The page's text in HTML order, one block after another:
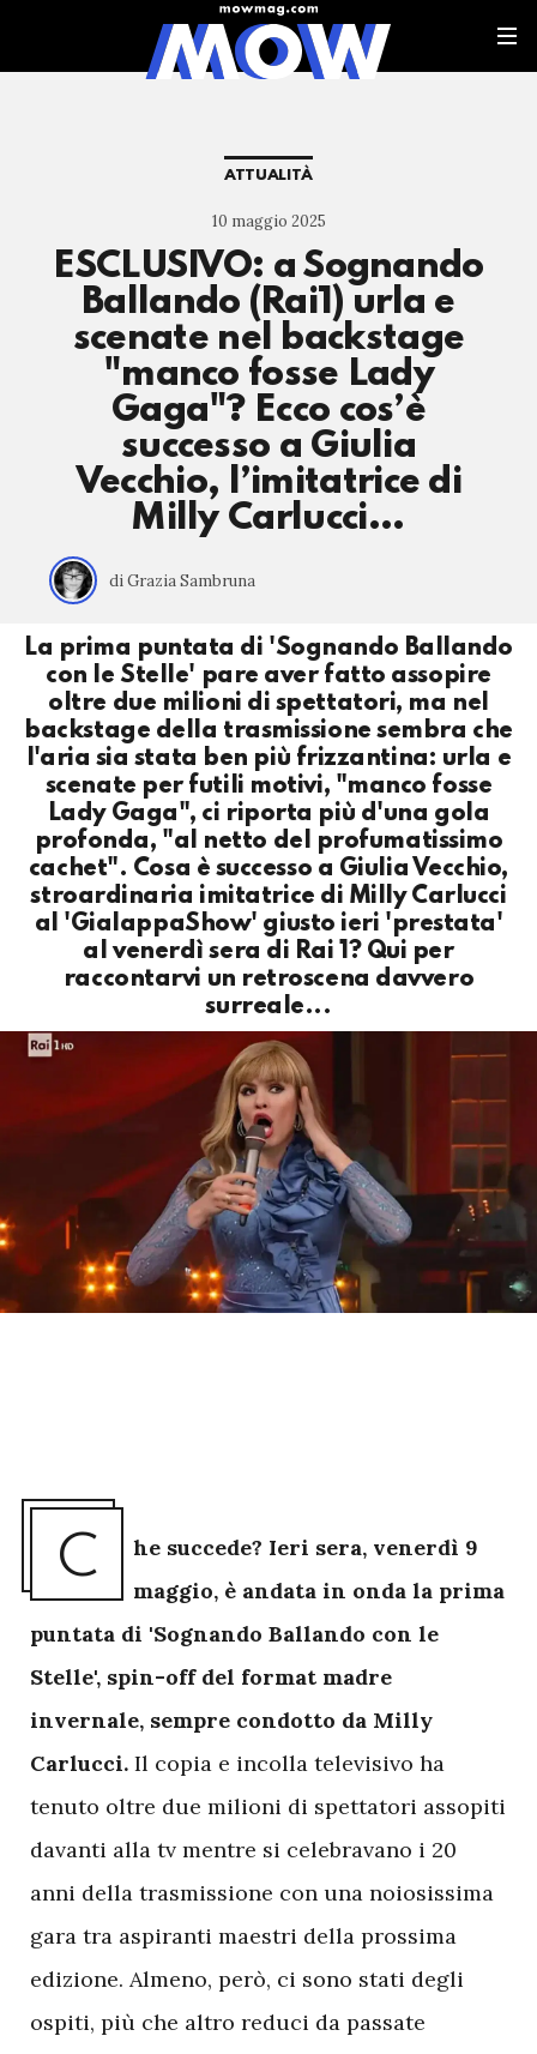
ATTUALITÀ
10 maggio 2025
ESCLUSIVO: a Sognando
Ballando (Rai1) urla e
scenate nel backstage
"manco fosse Lady
Gaga"? Ecco cos’è
successo a Giulia
Vecchio, l’imitatrice di
Milly Carlucci…
di Grazia Sambruna
La prima puntata di 'Sognando Ballando
con le Stelle' pare aver fatto assopire
oltre due milioni di spettatori, ma nel
backstage della trasmissione sembra che
l'aria sia stata ben più frizzantina: urla e
scenate per futili motivi, "manco fosse
Lady Gaga", ci riporta più d'una gola
profonda, "al netto del profumatissimo
cachet". Cosa è successo a Giulia Vecchio,
stroardinaria imitatrice di Milly Carlucci
al 'GialappaShow' giusto ieri 'prestata'
al venerdì sera di Rai 1? Qui per
raccontarvi un retroscena davvero
surreale...
C
he succede? Ieri sera, venerdì 9
maggio, è andata in onda la prima
puntata di 'Sognando Ballando con le
Stelle', spin-off del format madre
invernale, sempre condotto da Milly
Carlucci. Il copia e incolla televisivo ha
tenuto oltre due milioni di spettatori assopiti
davanti alla tv mentre si celebravano i 20
anni della trasmissione con una noiosissima
gara tra aspiranti maestri della prossima
edizione. Almeno, però, ci sono stati degli
ospiti, più che altro reduci da passate